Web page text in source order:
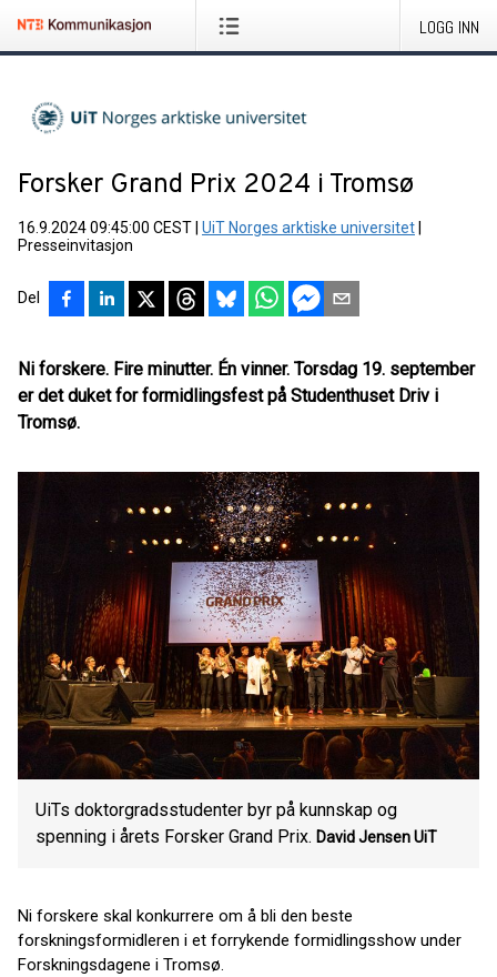
LOGG INN
Forsker Grand Prix 2024 i Tromsø
16.9.2024 09:45:00 CEST UiT Norges arktiske universitet
Presseinvitasjon
Del
Ni forskere. Fire minutter. Én vinner. Torsdag 19. september
er det duket for formidlingsfest på Studenthuset Driv i
Tromsø.
UiTs doktorgradsstudenter byr på kunnskap og
spenning i årets Forsker Grand Prix. David JensenUiT
Ni forskere skal konkurrere om å bli den beste
forskningsformidleren i et forrykende formidlingsshow under
Forskningsdagene i Tromsø.